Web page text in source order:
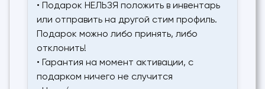
• Подарок НЕЛЬЗЯ положить в инвентарь
или отправить на другой стим профиль.
Подарок можно либо принять, либо
отклонить!
• Гарантия на момент активации, с
подарком ничего не случится